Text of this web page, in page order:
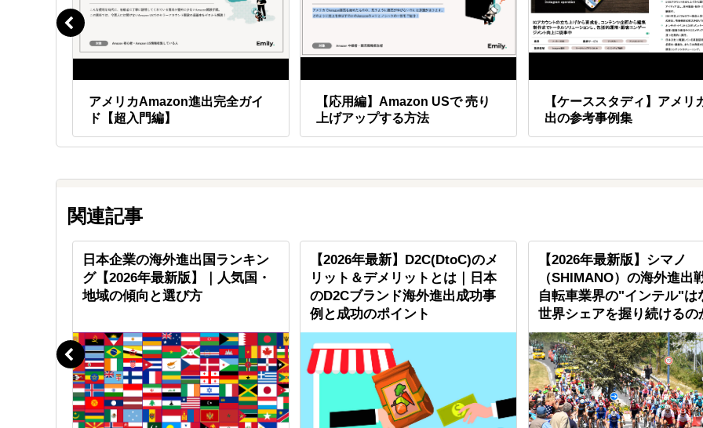
アメリカAmazon進出完全ガイ
ド【超入門編】
【応用編】Amazon USで 売り
上げアップする方法
【ケーススタディ】アメリ
出の参考事例集
関連記事
日本企業の海外進出国ランキン
グ【2026年最新版】｜人気国・
地域の傾向と選び方
【2026年最新】D2C(DtoC)のメ
リット＆デメリットとは｜日本
のD2Cブランド海外進出成功事
例と成功のポイント
【2026年最新版】シマノ
（SHIMANO）の海外進出
自転車業界の"インテル"は
世界シェアを握り続けるの